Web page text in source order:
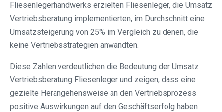
Fliesenlegerhandwerks erzielten Fliesenleger, die Umsatz
Vertriebsberatung implementierten, im Durchschnitt eine
Umsatzsteigerung von 25% im Vergleich zu denen, die
keine Vertriebsstrategien anwandten.
Diese Zahlen verdeutlichen die Bedeutung der Umsatz
Vertriebsberatung Fliesenleger und zeigen, dass eine
gezielte Herangehensweise an den Vertriebsprozess
positive Auswirkungen auf den Geschäftserfolg haben